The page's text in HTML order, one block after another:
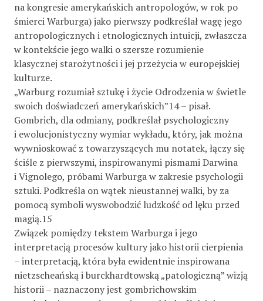
na kongresie amerykańskich antropologów, w rok po
śmierci Warburga) jako pierwszy podkreślał wagę jego
antropologicznych i etnologicznych intuicji, zwłaszcza
w kontekście jego walki o szersze rozumienie
klasycznej starożytności i jej przeżycia w europejskiej
kulturze.
„Warburg rozumiał sztukę i życie Odrodzenia w świetle
swoich doświadczeń amerykańskich”14 – pisał.
Gombrich, dla odmiany, podkreślał psychologiczny
i ewolucjonistyczny wymiar wykładu, który, jak można
wywnioskować z towarzyszących mu notatek, łączy się
ściśle z pierwszymi, inspirowanymi pismami Darwina
i Vignolego, próbami Warburga w zakresie psychologii
sztuki. Podkreśla on wątek nieustannej walki, by za
pomocą symboli wyswobodzić ludzkość od lęku przed
magią.15
Związek pomiędzy tekstem Warburga i jego
interpretacją procesów kultury jako historii cierpienia
– interpretacją, która była ewidentnie inspirowana
nietzscheańską i burckhardtowską „patologiczną” wizją
historii – naznaczony jest gombrichowskim